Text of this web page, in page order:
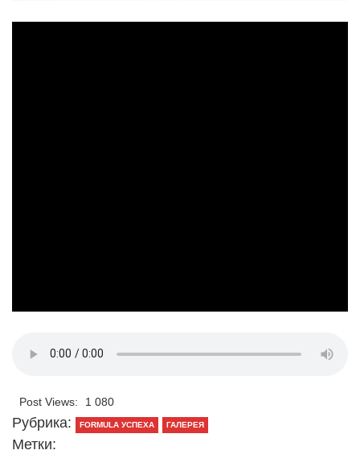
Post Views: 1 080
Рубрика: FORMULA УСПЕХА ГАЛЕРЕЯ
Метки: